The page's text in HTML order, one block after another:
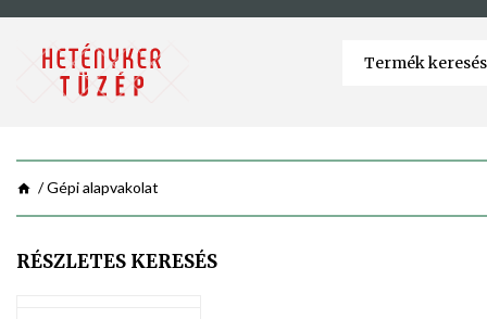
Gépi alapvakolat
RÉSZLETES KERESÉS